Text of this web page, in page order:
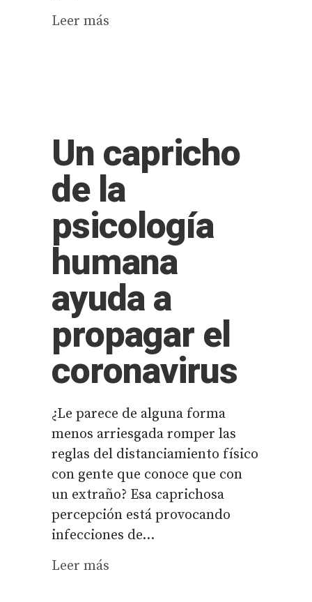
Leer más
Un capricho
de la
psicología
humana
ayuda a
propagar el
coronavirus
¿Le parece de alguna forma
menos arriesgada romper las
reglas del distanciamiento físico
con gente que conoce que con
un extraño? Esa caprichosa
percepción está provocando
infecciones de...
Leer más